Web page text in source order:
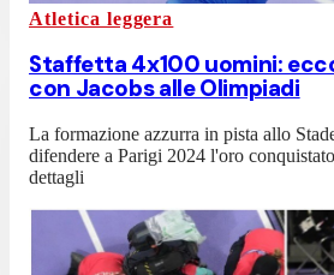
Atletica leggera
Staffetta 4x100 uomini:
con Jacobs alle Olimpiadi
La formazione azzurra in pista allo
difendere a Parigi 2024 l'oro
dettagli